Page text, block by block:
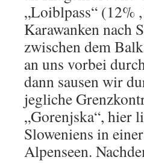
„Loiblpass“ (12%
Karawanken nach
zwischen dem
an uns vorbei
dann sausen wir
jegliche
„Gorenjska“, hier
Sloweniens in
Alpenseen.